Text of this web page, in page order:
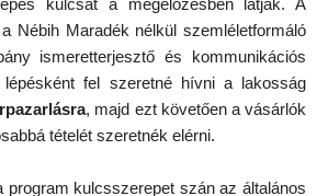
kulcsát a megelőzésben látják. A
Nébih Maradék nélkül szemléletformáló
ismeretterjesztő és kommunikációs
lépésként fel szeretné hívni a lakosság
, majd ezt követően a vásárlók
tételét szeretnék elérni.
program kulcsszerepet szán az általános